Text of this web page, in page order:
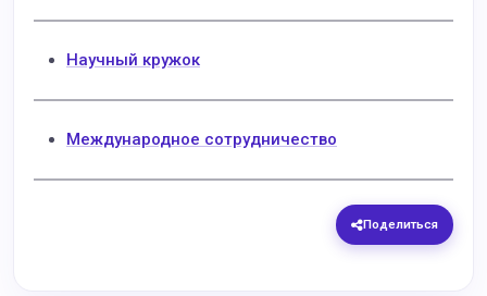
Научный кружок
Международное сотрудничество
Поделиться